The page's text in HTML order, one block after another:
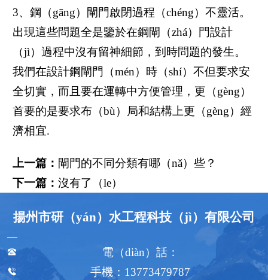
3、鋼（gāng）閘門啟閉過程（chéng）不靈活。
出現這些問題全是鑒於在鋼閘（zhá）門設計
（jì）過程中沒有留神細節，到時問題的發生。
我們在設計鋼閘門（mén）時（shí）不但要求安
全切實，而且要在運轉中方便管理，更（gèng）
首要的是要求布（bù）局和結構上更（gèng）經
濟相宜.
上一篇： 閘門的不同分類有哪（nǎ）些？
下一篇： 沒有了（le）
揚州市研（yán）水工程科技（jì）有限公司
 電（diàn）話：
 手機：13773479787